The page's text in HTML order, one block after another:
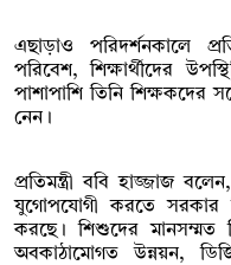
এছাড়াও পরিদর্শনকালে
পরিবেশ, শিক্ষার্থীদের
পাশাপাশি তিনি শিক্ষকদের
নেন।
প্রতিমন্ত্রী ববি হাজ্জাজ
যুগোপযোগী করতে সরকার
করছে। শিশুদের মানসম্মত
অবকাঠামোগত উন্নয়ন,